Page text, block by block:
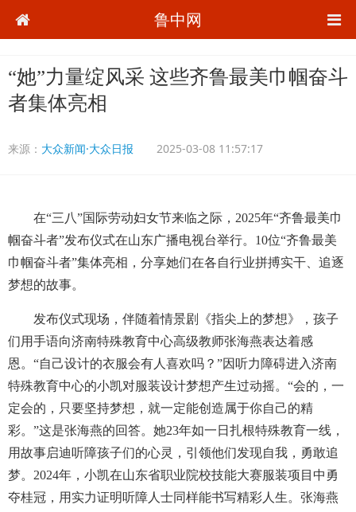
鲁中网
“她”力量绽风采 这些齐鲁最美巾帼奋斗
者集体亮相
来源： 大众新闻·大众日报 2025-03-08 11:57:17
在“三八”国际劳动妇女节来临之际，2025年“齐鲁最美巾
帼奋斗者”发布仪式在山东广播电视台举行。10位“齐鲁最美
巾帼奋斗者”集体亮相，分享她们在各自行业拼搏实干、追逐
梦想的故事。
发布仪式现场，伴随着情景剧《指尖上的梦想》，孩子
们用手语向济南特殊教育中心高级教师张海燕表达着感
恩。“自己设计的衣服会有人喜欢吗？”因听力障碍进入济南
特殊教育中心的小凯对服装设计梦想产生过动摇。“会的，一
定会的，只要坚持梦想，就一定能创造属于你自己的精
彩。”这是张海燕的回答。她23年如一日扎根特殊教育一线，
用故事启迪听障孩子们的心灵，引领他们发现自我，勇敢追
梦。2024年，小凯在山东省职业院校技能大赛服装项目中勇
夺桂冠，用实力证明听障人士同样能书写精彩人生。张海燕